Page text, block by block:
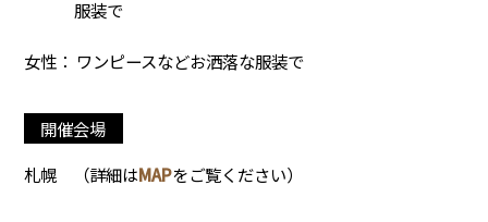
服装で
女性： ワンピースなどお洒落な服装で
開催会場
札幌
（詳細はMAPをご覧ください）